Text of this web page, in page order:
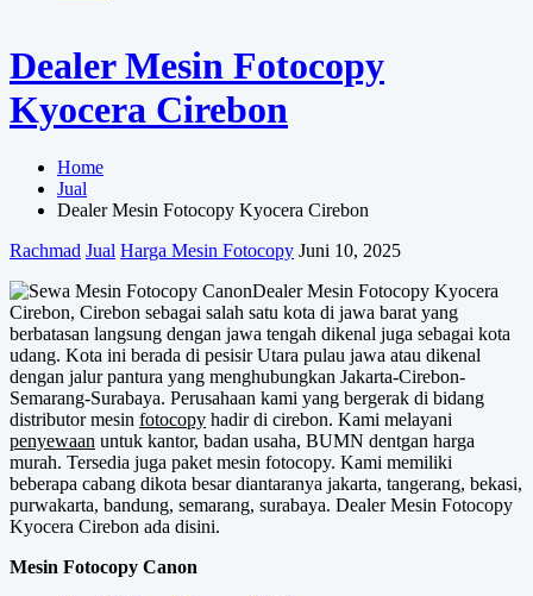
Dealer Mesin Fotocopy
Kyocera Cirebon
Home
Jual
Dealer Mesin Fotocopy Kyocera Cirebon
Rachmad Jual Harga Mesin Fotocopy Juni 10, 2025
Dealer Mesin Fotocopy Kyocera
Cirebon, Cirebon sebagai salah satu kota di jawa barat yang
berbatasan langsung dengan jawa tengah dikenal juga sebagai kota
udang. Kota ini berada di pesisir Utara pulau jawa atau dikenal
dengan jalur pantura yang menghubungkan Jakarta-Cirebon-
Semarang-Surabaya. Perusahaan kami yang bergerak di bidang
distributor mesin fotocopy hadir di cirebon. Kami melayani
penyewaan untuk kantor, badan usaha, BUMN dentgan harga
murah. Tersedia juga paket mesin fotocopy. Kami memiliki
beberapa cabang dikota besar diantaranya jakarta, tangerang, bekasi,
purwakarta, bandung, semarang, surabaya. Dealer Mesin Fotocopy
Kyocera Cirebon ada disini.
Mesin Fotocopy Canon